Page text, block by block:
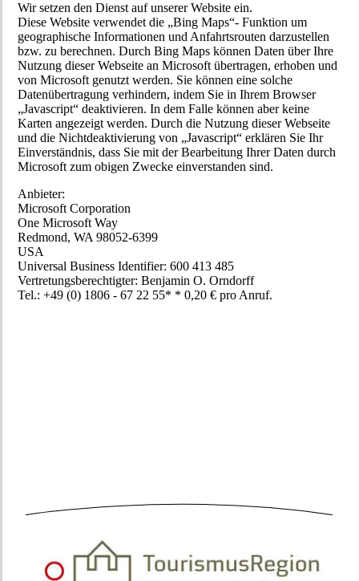
Wir setzen den Dienst auf unserer Website ein.
Diese Website verwendet die „Bing Maps“- Funktion um
geographische Informationen und Anfahrtsrouten darzustellen
bzw. zu berechnen. Durch Bing Maps können Daten über Ihre
Nutzung dieser Webseite an Microsoft übertragen, erhoben und
von Microsoft genutzt werden. Sie können eine solche
Datenübertragung verhindern, indem Sie in Ihrem Browser
„Javascript“ deaktivieren. In dem Falle können aber keine
Karten angezeigt werden. Durch die Nutzung dieser Webseite
und die Nichtdeaktivierung von „Javascript“ erklären Sie Ihr
Einverständnis, dass Sie mit der Bearbeitung Ihrer Daten durch
Microsoft zum obigen Zwecke einverstanden sind.
Anbieter:
Microsoft Corporation
One Microsoft Way
Redmond, WA 98052-6399
USA
Universal Business Identifier: 600 413 485
Vertretungsberechtigter: Benjamin O. Orndorff
Tel.: +49 (0) 1806 - 67 22 55* * 0,20 € pro Anruf.